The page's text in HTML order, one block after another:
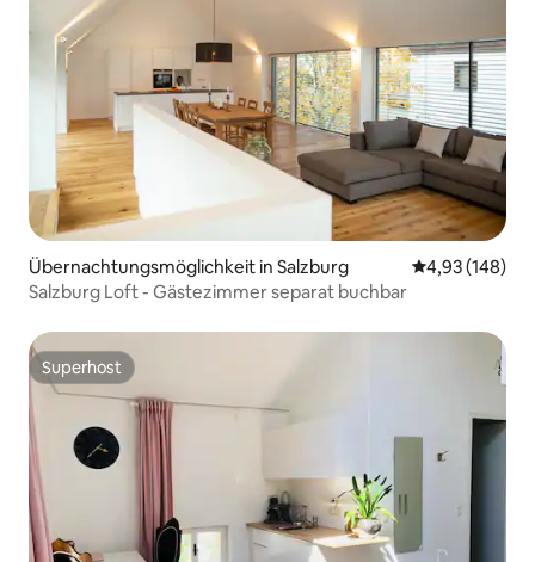
Übernachtungsmöglichkeit in Salzburg
4,93 (148)
Salzburg Loft - Gästezimmer separat buchbar
Superhost
Superhost